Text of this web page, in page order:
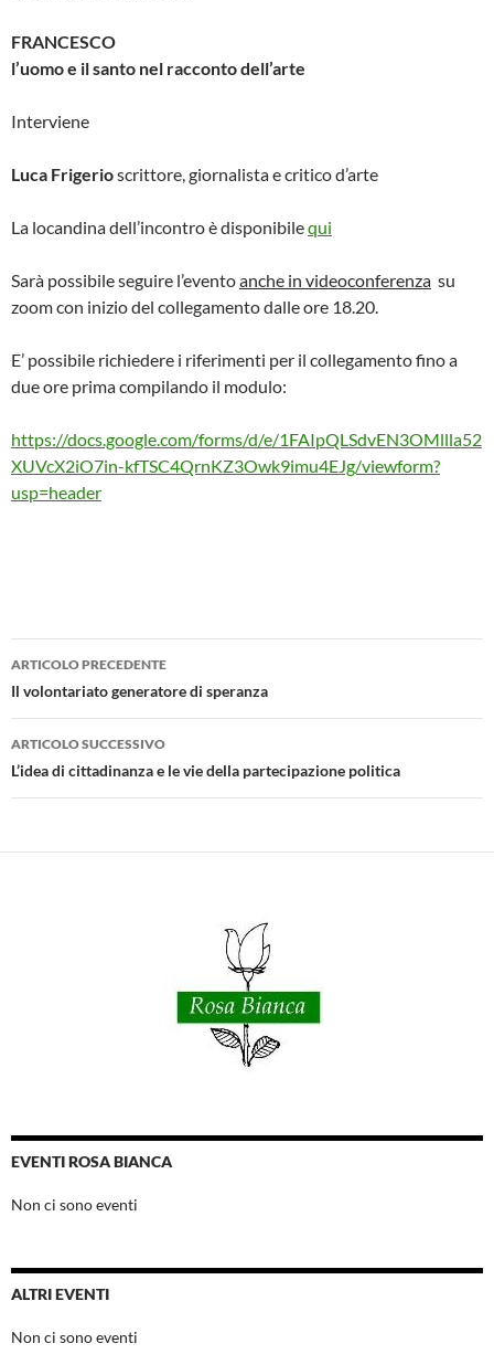
FRANCESCO
l’uomo e il santo nel racconto dell’arte
Interviene
Luca Frigerioscrittore, giornalista e critico d’arte
La locandina dell’incontro è disponibilequi
Sarà possibile seguire l’eventoanche in videoconferenza su
zoom con inizio del collegamento dalle ore 18.20.
E’ possibile richiedere i riferimenti per il collegamento fino a
due ore prima compilando il modulo:
https://docs.google.com/forms/d/e/1FAIpQLSdvEN3OMllla52
XUVcX2iO7in-kfTSC4QrnKZ3Owk9imu4EJg/viewform?
usp=header
Navigazione
articolo
ARTICOLO PRECEDENTE
Il volontariato generatore di speranza
ARTICOLO SUCCESSIVO
L’idea di cittadinanza e le vie della partecipazione politica
EVENTI ROSA BIANCA
Non ci sono eventi
ALTRI EVENTI
Non ci sono eventi